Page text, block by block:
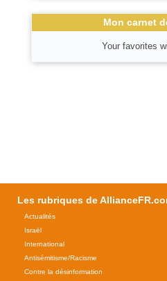
Mon carnet
Your favorites
Les rubriques de
Actualités
Israël
International
Antisémitisme/Racisme
Contre la désinformation